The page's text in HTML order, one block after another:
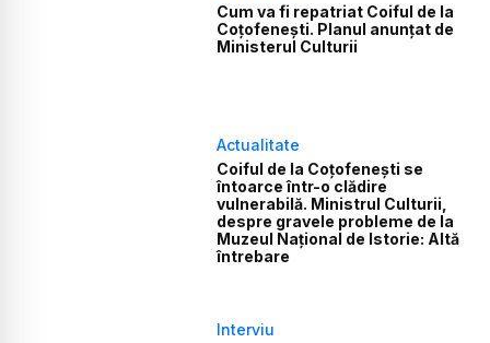
Cum va fi repatriat Coiful de la
Coțofenești. Planul anunțat de
Ministerul Culturii
Actualitate
Coiful de la Coțofenești se
întoarce într-o clădire
vulnerabilă. Ministrul Culturii,
despre gravele probleme de la
Muzeul Național de Istorie: Altă
întrebare
Interviu